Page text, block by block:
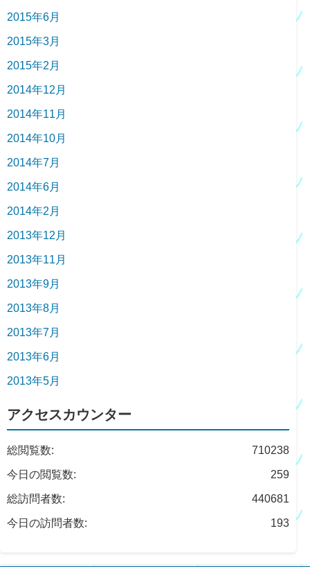
2015年6月
2015年3月
2015年2月
2014年12月
2014年11月
2014年10月
2014年7月
2014年6月
2014年2月
2013年12月
2013年11月
2013年9月
2013年8月
2013年7月
2013年6月
2013年5月
アクセスカウンター
710238
総閲覧数:
259
今日の閲覧数:
440681
総訪問者数:
193
今日の訪問者数: